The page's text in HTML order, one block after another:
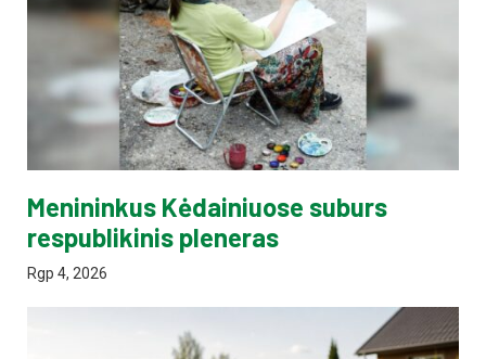
Menininkus Kėdainiuose suburs
respublikinis pleneras
Rgp 4, 2026